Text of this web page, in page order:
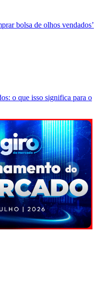
bolsa de olhos vendados’
o que isso significa para o